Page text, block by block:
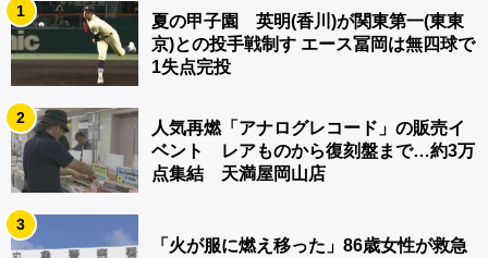
1
夏の甲子園 英明(香川)が関東第一(東東
京)との投手戦制す エース冨岡は無四球で
1失点完投
2
人気再燃「アナログレコード」の販売イ
ベント レアものから復刻盤まで…約3万
点集結 天満屋岡山店
3
「火が服に燃え移った」86歳女性が救急